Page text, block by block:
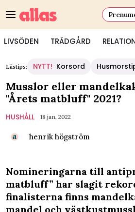
LIVSÖDEN TRÄDGÅRD
Lästips: NYTT! Korsord
Musslor eller
"Årets matbluff" 2021?
HUSHÅLL 18 jan, 2022
henrik högström
Nomineringarna till
matbluff” har slagit
finalisterna finns
mandel och